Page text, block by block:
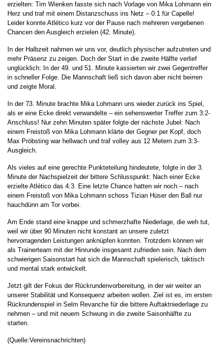
erzielten: Tim Wienken fasste sich nach Vorlage von Mika Lohmann ein
Herz und traf mit einem Distanzschuss ins Netz – 0:1 für Capelle!
Leider konnte Atlético kurz vor der Pause nach mehreren vergebenen
Chancen den Ausgleich erzielen (42. Minute).
In der Halbzeit nahmen wir uns vor, deutlich physischer aufzutreten und
mehr Präsenz zu zeigen. Doch der Start in die zweite Hälfte verlief
unglücklich: In der 49. und 51. Minute kassierten wir zwei Gegentreffer
in schneller Folge. Die Mannschaft ließ sich davon aber nicht beirren
und zeigte Moral.
In der 73. Minute brachte Mika Lohmann uns wieder zurück ins Spiel,
als er eine Ecke direkt verwandelte – ein sehenswerter Treffer zum 3:2-
Anschluss! Nur zehn Minuten später folgte der nächste Jubel: Nach
einem Freistoß von Mika Lohmann klärte der Gegner per Kopf, doch
Max Pröbsting war hellwach und traf volley aus 12 Metern zum 3:3-
Ausgleich.
Als vieles auf eine gerechte Punkteteilung hindeutete, folgte in der 3.
Minute der Nachspielzeit der bittere Schlusspunkt: Nach einer Ecke
erzielte Atlético das 4:3. Eine letzte Chance hatten wir noch – nach
einem Freistoß von Mika Lohmann schoss Tizian Hüser den Ball nur
hauchdünn am Tor vorbei.
Am Ende stand eine knappe und schmerzhafte Niederlage, die weh tut,
weil wir über 90 Minuten nicht konstant an unsere zuletzt
hervorragenden Leistungen anknüpfen konnten. Trotzdem können wir
als Trainerteam mit der Hinrunde insgesamt zufrieden sein. Nach dem
schwierigen Saisonstart hat sich die Mannschaft spielerisch, taktisch
und mental stark entwickelt.
Jetzt gilt der Fokus der Rückrundenvorbereitung, in der wir weiter an
unserer Stabilität und Konsequenz arbeiten wollen. Ziel ist es, im ersten
Rückrundenspiel in Selm Revanche für die bittere Auftaktniederlage zu
nehmen – und mit neuem Schwung in die zweite Saisonhälfte zu
starten.
(Quelle:Vereinsnachrichten)